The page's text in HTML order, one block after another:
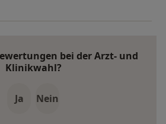
bei der Arzt- und
Klinikwahl?
Ja Nein